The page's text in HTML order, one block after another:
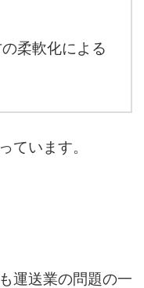
柔軟化による
ています。
運送業の問題の一